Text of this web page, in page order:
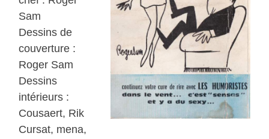
Sam
Dessins de
couverture :
Roger Sam
Dessins
intérieurs :
Cousaert, Rik
Cursat, mena,